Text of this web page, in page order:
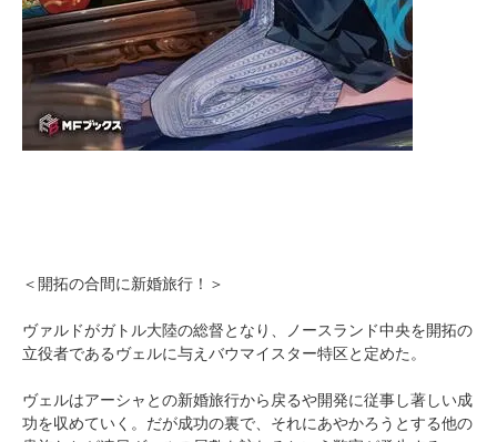
＜開拓の合間に新婚旅行！＞
ヴァルドがガトル大陸の総督となり、ノースランド中央を開拓の
立役者であるヴェルに与えバウマイスター特区と定めた。
ヴェルはアーシャとの新婚旅行から戻るや開発に従事し著しい成
功を収めていく。だが成功の裏で、それにあやかろうとする他の